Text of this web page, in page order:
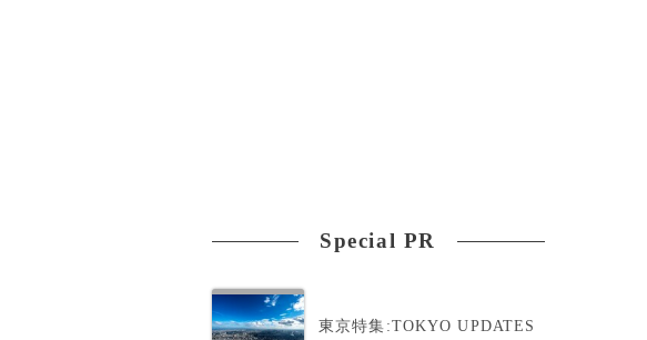
Special PR
東京特集:TOKYO UPDATES